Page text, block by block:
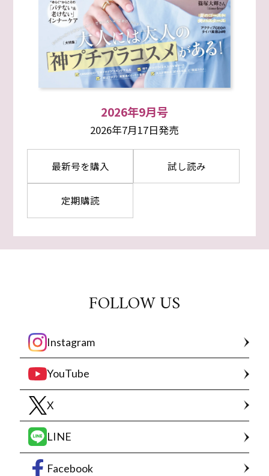
2026年9月号
2026年7月17日発売
最新号を購入 試し読み
定期購読
FOLLOW US
Instagram
YouTube
X
LINE
Facebook